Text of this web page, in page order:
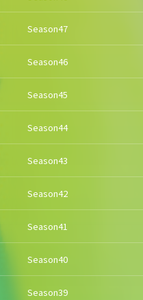
Season47
Season46
Season45
Season44
Season43
Season42
Season41
Season40
Season39